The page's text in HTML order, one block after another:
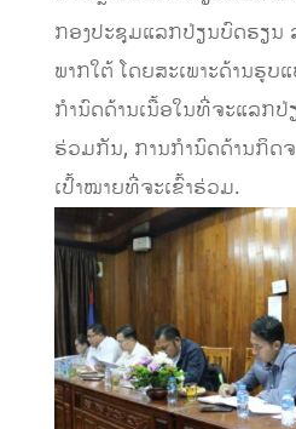
ກອງປະຊຸມແລກປ່ຽນບົດຮຽນ
ພາກໃຕ້ ໂດຍສະເພາະດ້ານຮູ
ກໍານົດດ້ານເນື້ອໃນທີ່ຈະແລກ
ຮ່ວມກັນ, ການກໍານົດດ້ານກິດຈ
ເປົ້າໝາຍທີ່ຈະເຂົ້າຮ່ວມ.